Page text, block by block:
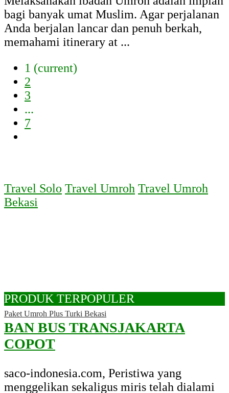
bagi banyak umat Muslim. Agar perjalanan
Anda berjalan lancar dan penuh berkah,
memahami itinerary at ...
1 (current)
2
3
...
7
Travel Solo Travel Umroh Travel Umroh
Bekasi
PRODUK TERPOPULER
Paket Umroh Plus Turki Bekasi
BAN BUS TRANSJAKARTA
COPOT
saco-indonesia.com, Peristiwa yang
menggelikan sekaligus miris telah dialami